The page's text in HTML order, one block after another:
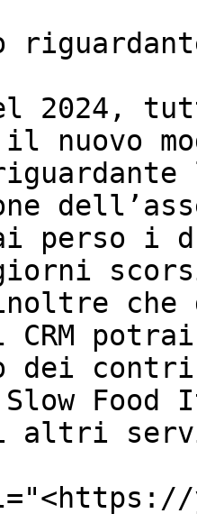
2024,
il nuovo
perso i
che
CRM
Slow
altri